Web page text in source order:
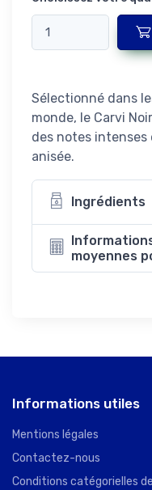
Sélectionné dans
monde, le Carvi
des notes
anisée.
Ingrédients
moyennes
Informations utiles
Mentions légales
Contactez-nous
Conditions catégorielles